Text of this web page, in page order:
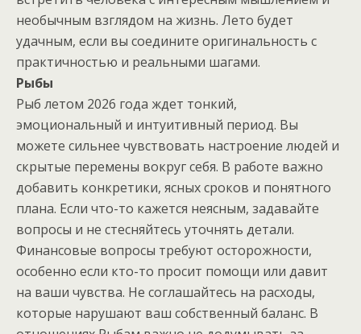
необычным взглядом на жизнь. Лето будет
удачным, если вы соедините оригинальность с
практичностью и реальными шагами.
Рыбы
Рыб летом 2026 года ждет тонкий,
эмоциональный и интуитивный период. Вы
можете сильнее чувствовать настроение людей и
скрытые перемены вокруг себя. В работе важно
добавить конкретики, ясных сроков и понятного
плана. Если что-то кажется неясным, задавайте
вопросы и не стесняйтесь уточнять детали.
Финансовые вопросы требуют осторожности,
особенно если кто-то просит помощи или давит
на ваши чувства. Не соглашайтесь на расходы,
которые нарушают ваш собственный баланс. В